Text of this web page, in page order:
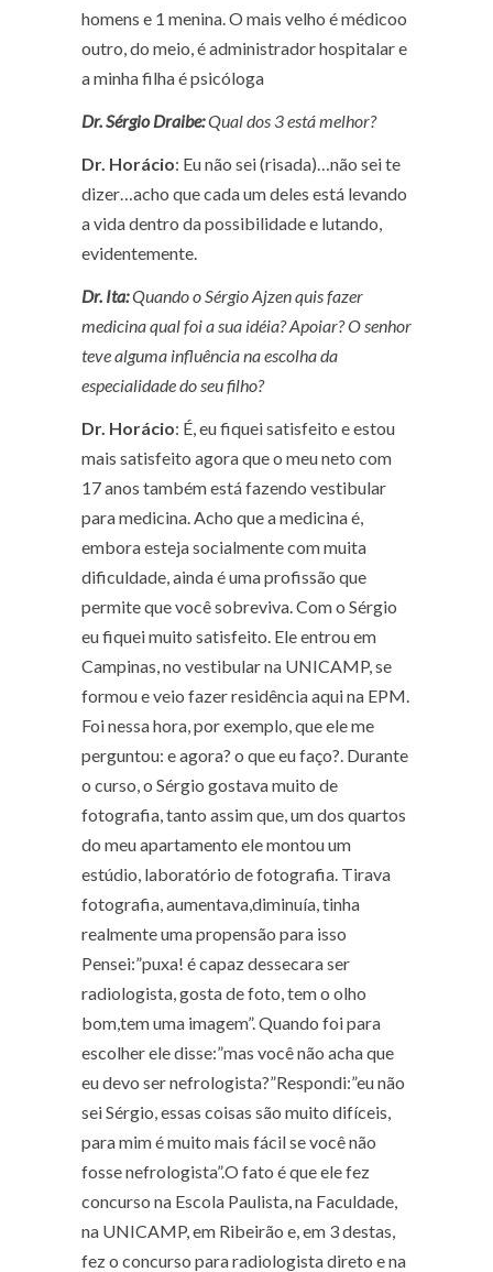
homens e 1 menina. O mais velho é médicoo
outro, do meio, é administrador hospitalar e
a minha filha é psicóloga
Dr. Sérgio Draibe:Qual dos 3 está melhor?
Dr. Horácio: Eu não sei(risada)…não sei te
dizer…acho que cada um deles está levando
a vida dentro da possibilidade e lutando,
evidentemente.
Dr. Ita:Quando o Sérgio Ajzen quis fazer
medicina qual foi a sua idéia? Apoiar? O senhor
teve alguma influência na escolha da
especialidade do seu filho?
Dr. Horácio: É, eu fiquei satisfeito e estou
mais satisfeito agora que o meu neto com
17 anos também está fazendo vestibular
para medicina. Acho que a medicina é,
embora esteja socialmente com muita
dificuldade, ainda é uma profissão que
permite que você sobreviva. Com o Sérgio
eu fiquei muito satisfeito. Ele entrou em
Campinas, no vestibular na UNICAMP, se
formou e veio fazer residência aqui na EPM.
Foi nessa hora, por exemplo, que ele me
perguntou: e agora? o que eu faço?. Durante
o curso, o Sérgio gostava muito de
fotografia, tanto assim que, um dos quartos
do meu apartamento ele montou um
estúdio, laboratório de fotografia. Tirava
fotografia, aumentava,diminuía, tinha
realmente uma propensão para isso
Pensei:”puxa! é capaz dessecara ser
radiologista, gosta de foto, tem o olho
bom,tem uma imagem”. Quando foi para
escolher ele disse:”mas você não acha que
eu devo ser nefrologista?”Respondi:”eu não
sei Sérgio, essas coisas são muito difíceis,
para mim é muito mais fácil se você não
fosse nefrologista”.O fato é que ele fez
concurso na Escola Paulista, na Faculdade,
na UNICAMP, em Ribeirão e, em 3 destas,
fez o concurso para radiologista direto e na